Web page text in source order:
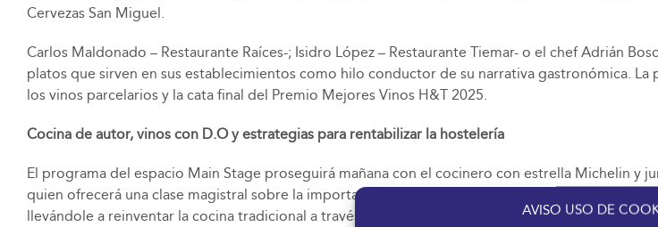
AVISO USO DE
Cervezas San Miguel.
Carlos Maldonado – Restaurante Raíces-; Isidro López – Restaurante Tiemar- o el chef Adrián
platos que sirven en sus establecimientos como hilo conductor de su narrativa gastronómica.
los vinos parcelarios y la cata final del Premio Mejores Vinos H&T 2025.
Cocina de autor, vinos con D.O y estrategias para rentabilizar la hostelería
El programa del espacio Main Stage proseguirá mañana con el cocinero con estrella Michelin y
quien ofrecerá una clase magistral sobre la importancia de la disciplina, constancia o familia,
llevándole a reinventar la cocina tradicional a través de nuevas técnicas, sabores y un estilo